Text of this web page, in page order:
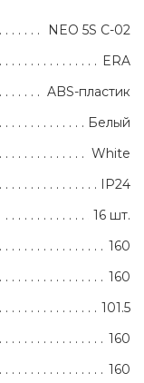
NEO 5S C-02
ERA
ABS-пластик
Белый
White
IP24
16 шт.
160
160
101.5
160
160